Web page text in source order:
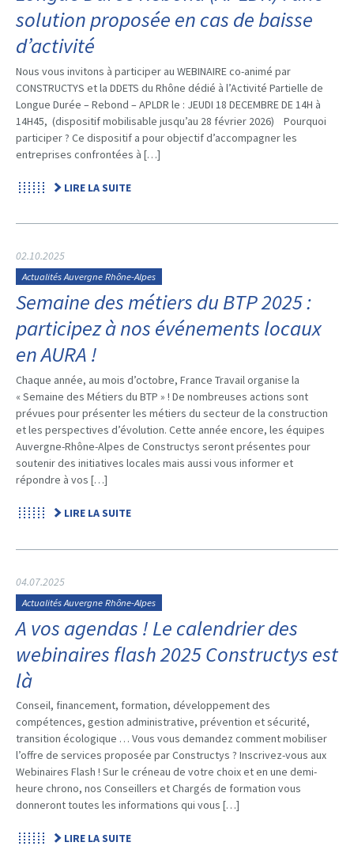
solution proposée en cas de baisse
d’activité
Nous vous invitons à participer au WEBINAIRE co-animé par
CONSTRUCTYS et la DDETS du Rhône dédié à l’Activité Partielle de
Longue Durée – Rebond – APLDR le : JEUDI 18 DECEMBRE DE 14H à
14H45, (dispositif mobilisable jusqu’au 28 février 2026) Pourquoi
participer ? Ce dispositif a pour objectif d’accompagner les
entreprises confrontées à […]
LIRE LA SUITE
02.10.2025
Actualités Auvergne Rhône-Alpes
Semaine des métiers du BTP 2025 :
participez à nos événements locaux
en AURA !
Chaque année, au mois d’octobre, France Travail organise la
« Semaine des Métiers du BTP » ! De nombreuses actions sont
prévues pour présenter les métiers du secteur de la construction
et les perspectives d’évolution. Cette année encore, les équipes
Auvergne-Rhône-Alpes de Constructys seront présentes pour
soutenir des initiatives locales mais aussi vous informer et
répondre à vos […]
LIRE LA SUITE
04.07.2025
Actualités Auvergne Rhône-Alpes
A vos agendas ! Le calendrier des
webinaires flash 2025 Constructys est
là
Conseil, financement, formation, développement des
compétences, gestion administrative, prévention et sécurité,
transition écologique … Vous vous demandez comment mobiliser
l’offre de services proposée par Constructys ? Inscrivez-vous aux
Webinaires Flash ! Sur le créneau de votre choix et en une demi-
heure chrono, nos Conseillers et Chargés de formation vous
donneront toutes les informations qui vous […]
LIRE LA SUITE